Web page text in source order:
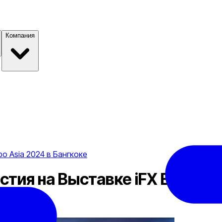
Компания
Asia 2024 в Бангкоке
на Выставке iFX Expo